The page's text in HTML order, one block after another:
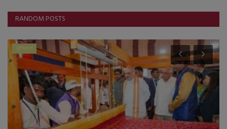
RANDOM POSTS
ગુજરાત